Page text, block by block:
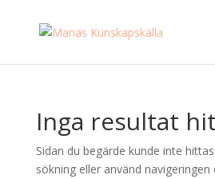
Inga resultat
Sidan du begärde kunde inte
sökning eller använd